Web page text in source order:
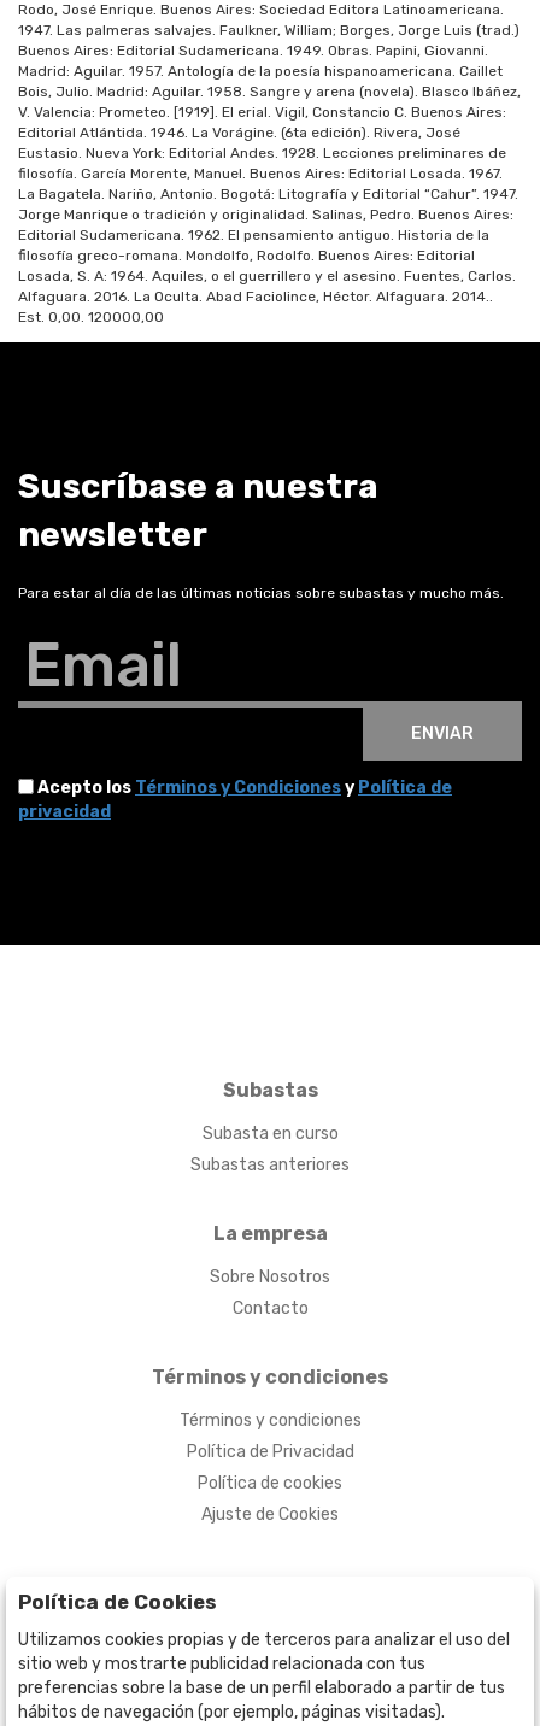
Rodo, José Enrique. Buenos Aires: Sociedad Editora Latinoamericana.
1947. Las palmeras salvajes. Faulkner, William; Borges, Jorge Luis (trad.)
Buenos Aires: Editorial Sudamericana. 1949. Obras. Papini, Giovanni.
Madrid: Aguilar. 1957. Antología de la poesía hispanoamericana. Caillet
Bois, Julio. Madrid: Aguilar. 1958. Sangre y arena (novela). Blasco Ibáñez,
V. Valencia: Prometeo. [1919]. El erial. Vigil, Constancio C. Buenos Aires:
Editorial Atlántida. 1946. La Vorágine. (6ta edición). Rivera, José
Eustasio. Nueva York: Editorial Andes. 1928. Lecciones preliminares de
filosofía. García Morente, Manuel. Buenos Aires: Editorial Losada. 1967.
La Bagatela. Nariño, Antonio. Bogotá: Litografía y Editorial “Cahur”. 1947.
Jorge Manrique o tradición y originalidad. Salinas, Pedro. Buenos Aires:
Editorial Sudamericana. 1962. El pensamiento antiguo. Historia de la
filosofía greco-romana. Mondolfo, Rodolfo. Buenos Aires: Editorial
Losada, S. A: 1964. Aquiles, o el guerrillero y el asesino. Fuentes, Carlos.
Alfaguara. 2016. La Oculta. Abad Faciolince, Héctor. Alfaguara. 2014..
Est. 0,00. 120000,00
Suscríbase a nuestra
newsletter
Para estar al día de las últimas noticias sobre subastas y mucho más.
Email
ENVIAR
Acepto los Términos y Condicionesy Política de
privacidad
Subastas
Subasta en curso
Subastas anteriores
La empresa
Sobre Nosotros
Contacto
Términos y condiciones
Términos y condiciones
Política de Privacidad
Política de cookies
Ajuste de Cookies
Política de Cookies
Utilizamos cookies propias y de terceros para analizar el uso del
sitio web y mostrarte publicidad relacionada con tus
preferencias sobre la base de un perfil elaborado a partir de tus
hábitos de navegación (por ejemplo, páginas visitadas).